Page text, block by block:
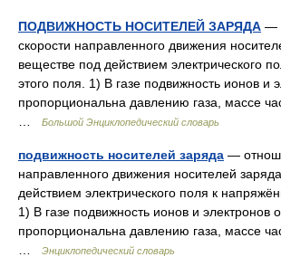
ПОДВИЖНОСТЬ НОСИТЕЛЕЙ ЗАРЯДА —
скорости направленного движения
веществе под действием электрического
этого поля. 1) В газе подвижность ионов и
пропорциональна давлению газа, массе
Большой Энциклопедический словарь
подвижность носителей заряда —
направленного движения носителей
действием электрического поля к
1) В газе подвижность ионов и электронов
пропорциональна давлению газа, массе
Энциклопедический словарь